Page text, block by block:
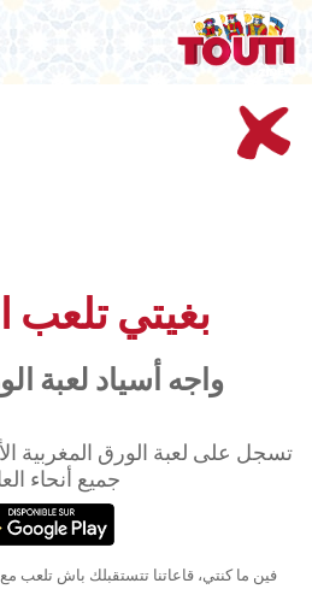
بغيتي تلعب
واجه أسياد لعبة
تسجل على لعبة الورق المغربية
جميع أنحاء
فين ما كنتي، قاعاتنا تتستقبلك باش تلعب
0/4
0
/4